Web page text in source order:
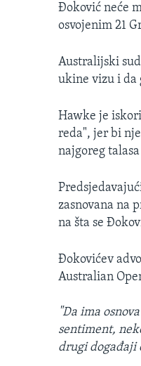
Đoković neće
osvojenim 21
Australijski
ukine vizu i da
Hawke je
reda", jer bi
najgoreg
zasnovana na
na šta se
Đokovićev
Australian
"Da ima
sentiment,
drugi događaji